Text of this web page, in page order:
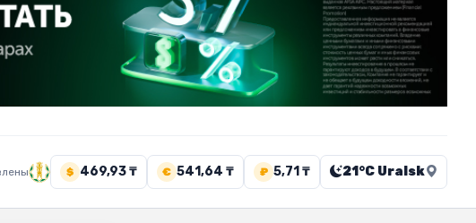
$ 469,93 ₸ € 541,64 ₸ ₽ 5,71 ₸ 21°C Uralsk